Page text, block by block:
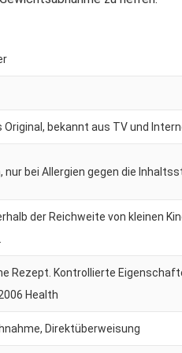
Original, bekannt aus TV und
nur bei Allergien gegen die
der Reichweite von kleinen
Rezept. Kontrollierte
Health
Direktüberweisung